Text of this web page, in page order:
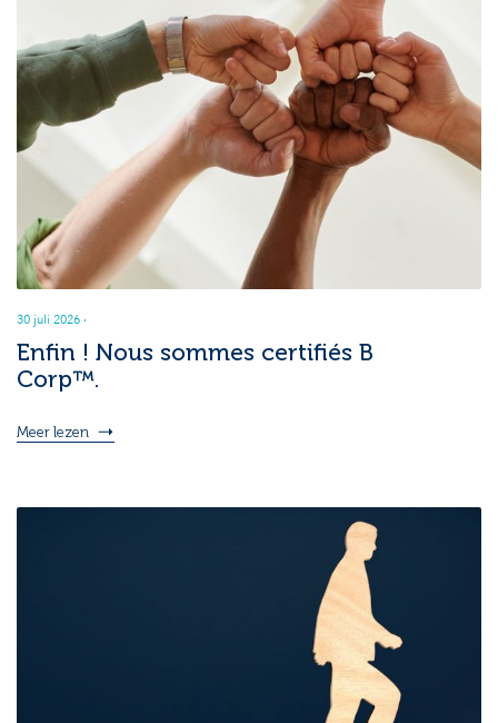
30 juli 2026 ·
Enfin ! Nous sommes certifiés B
Corp™.
Meer lezen